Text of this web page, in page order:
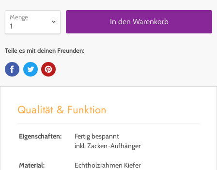
Menge
In den Warenkorb
Teile es mit deinen Freunden:
Qualität & Funktion
Eigenschaften:
Fertig bespannt
inkl. Zacken-Aufhänger
Material:
Echtholzrahmen Kiefer